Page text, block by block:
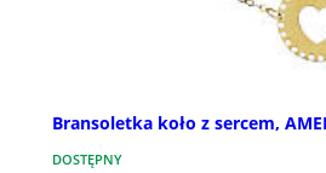
Bransoletka koło z sercem,
DOSTĘPNY